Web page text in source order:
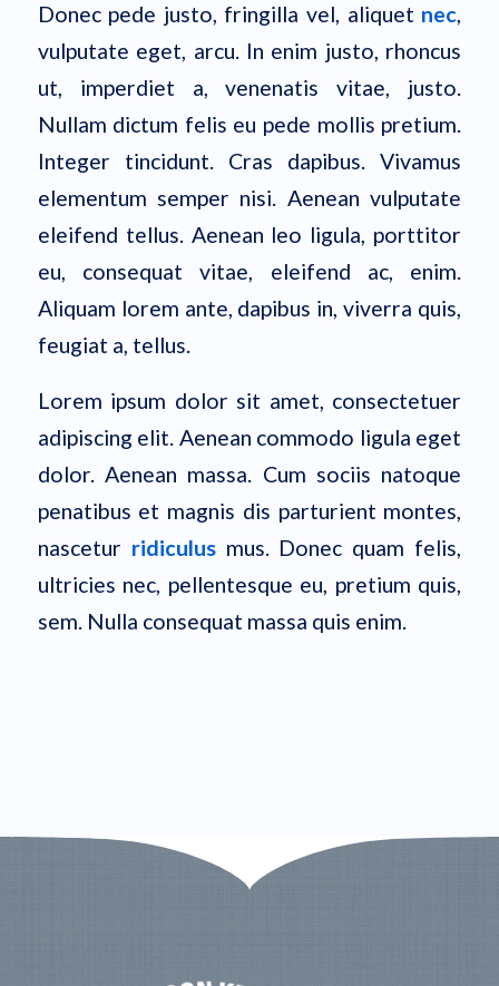
Donec pede justo, fringilla vel, aliquet nec,
vulputate eget, arcu. In enim justo, rhoncus
ut, imperdiet a, venenatis vitae, justo.
Nullam dictum felis eu pede mollis pretium.
Integer tincidunt. Cras dapibus. Vivamus
elementum semper nisi. Aenean vulputate
eleifend tellus. Aenean leo ligula, porttitor
eu, consequat vitae, eleifend ac, enim.
Aliquam lorem ante, dapibus in, viverra quis,
feugiat a, tellus.
Lorem ipsum dolor sit amet, consectetuer
adipiscing elit. Aenean commodo ligula eget
dolor. Aenean massa. Cum sociis natoque
penatibus et magnis dis parturient montes,
nascetur ridiculusmus. Donec quam felis,
ultricies nec, pellentesque eu, pretium quis,
sem. Nulla consequat massa quis enim.